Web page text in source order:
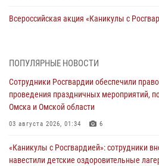
Всероссийская акция «Каникулы с
тренировка по управлению
30 июля 2026, 04:39 2
Росгвардия обеспечила безопасность
29 июля 2026, 01:49
ПОПУЛЯРНЫЕ НОВОСТИ
Сотрудники Росгвардии обеспечили
проведения праздничных мероприятий,
Омска и Омской области
03 августа 2026, 01:34 6
«Каникулы с Росгвардией»: сотрудники
навестили детские оздоровительные